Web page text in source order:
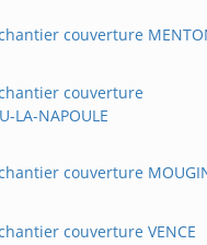
couverture
couverture
LA-NAPOULE
couverture
couverture VENCE